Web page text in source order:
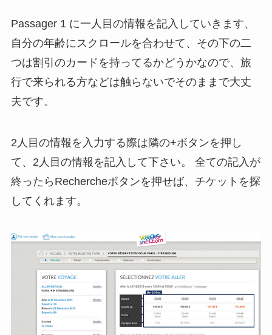
Passager 1 に一人目の情報を記入していきます、
自分の年齢にスクロールを合わせて、その下の二
つは割引のカードを持ってるかどうかなので、旅
行で来られる方などは触らないでそのままで大丈
夫です。
2人目の情報を入力する際は隣の+ボタンを押し
て、2人目の情報を記入して下さい。 全ての記入が
終ったらRechercheボタンを押せば、チケットを探
してくれます。